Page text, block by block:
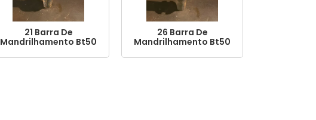
21 Barra De
Mandrilhamento Bt50
26 Barra De
Mandrilhamento Bt50